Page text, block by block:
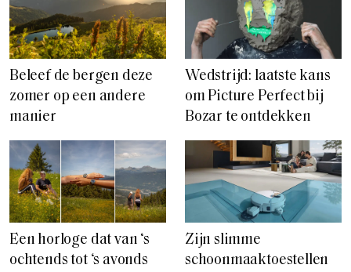
Beleef de bergen deze
zomer op een andere
manier
Wedstrijd: laatste kans
om Picture Perfect bij
Bozar te ontdekken
Een horloge dat van ‘s
ochtends tot ‘s avonds
Zijn slimme
schoonmaaktoestellen